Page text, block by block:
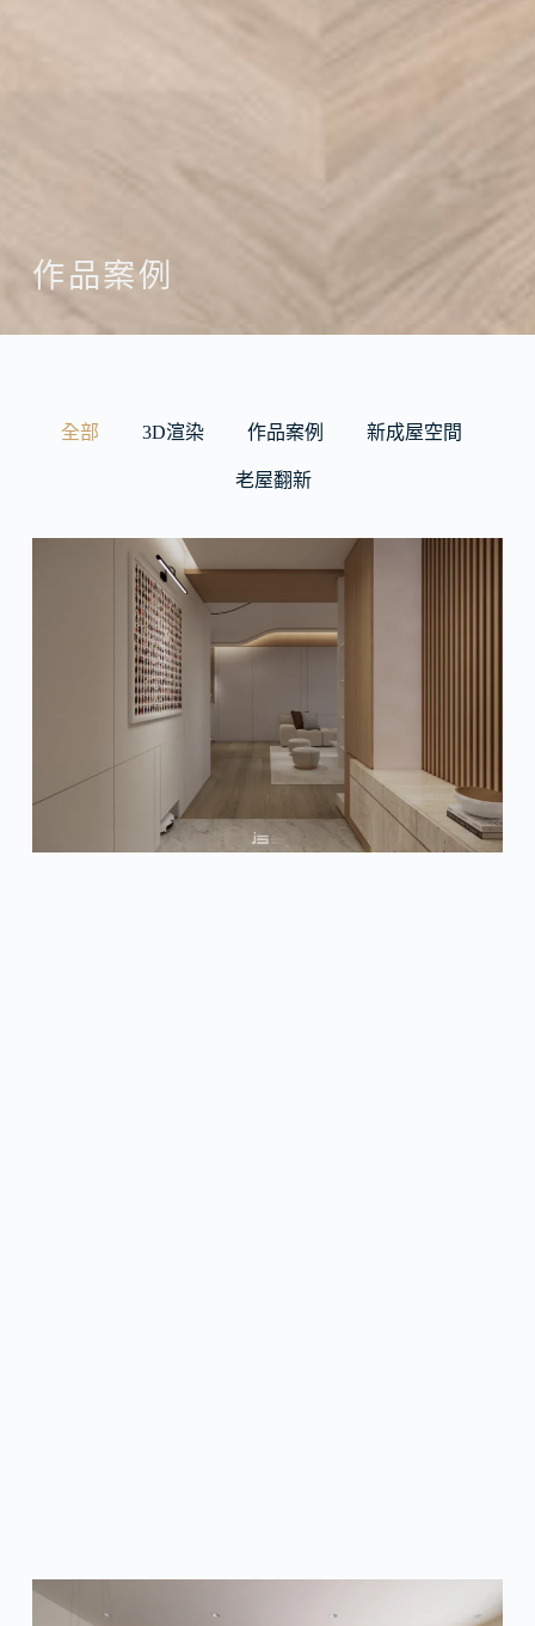
作品案例
全部 3D渲染 作品案例 新成屋空間
老屋翻新​